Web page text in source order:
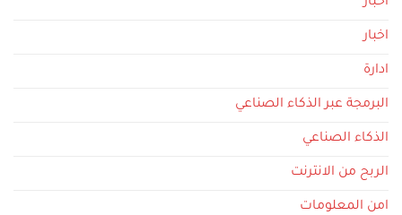
اخبار
ادارة
البرمجة عبر الذكاء الصناعي
الذكاء الصناعي
الربح من الانترنت
امن المعلومات